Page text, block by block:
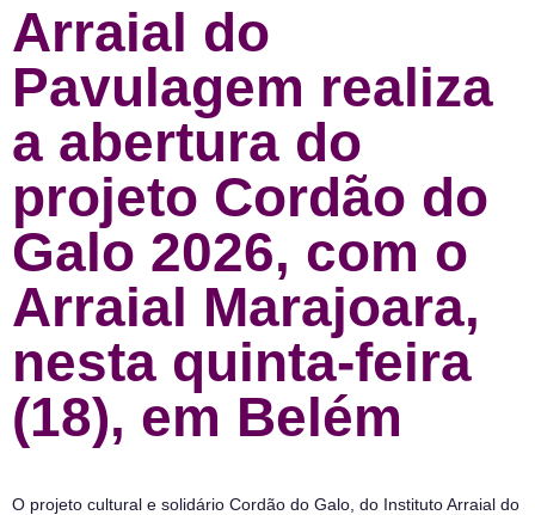
Arraial do
Pavulagem realiza
a abertura do
projeto Cordão do
Galo 2026, com o
Arraial Marajoara,
nesta quinta-feira
(18), em Belém
O projeto cultural e solidário Cordão do Galo, do Instituto Arraial do